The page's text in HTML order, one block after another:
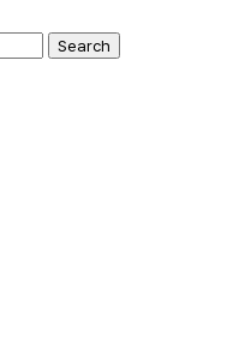
Search